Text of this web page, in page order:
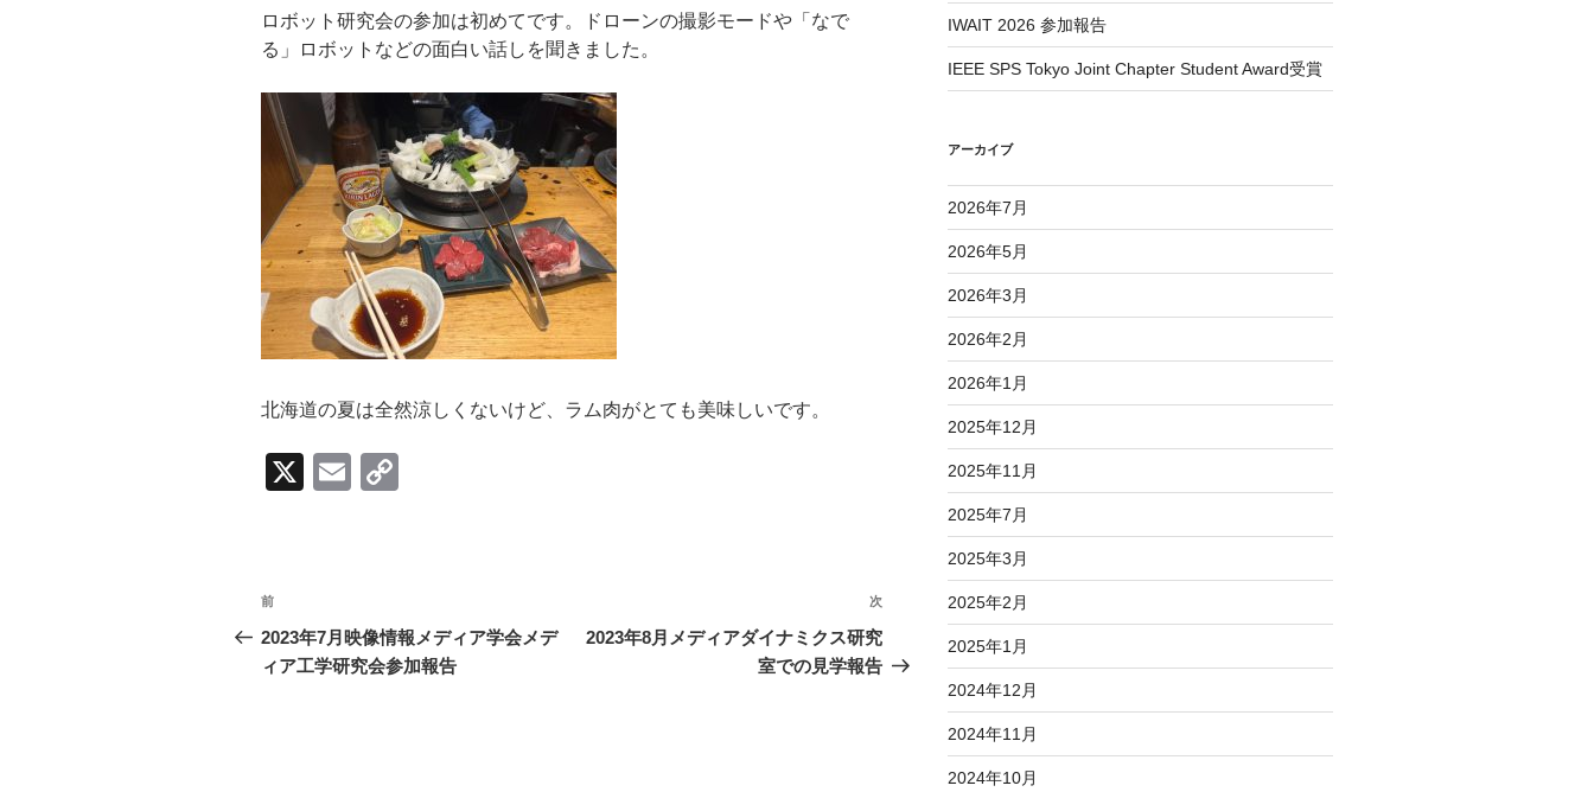
ロボット研究会の参加は初めてです。ドローンの撮影モードや「なで
る」ロボットなどの面白い話しを聞きました。
北海道の夏は全然涼しくないけど、ラム肉がとても美味しいです。
X
E
Li
n
投
稿
ナ
前
の
投
前
2023年7月映像情報メディア学会メデ
ィア工学研究会参加報告
投
次
2023年8月メディアダイナミクス研究
室での見学報告
IWAIT 2026 参加報告
IEEE SPS Tokyo Joint Chapter Student Award受賞
アーカイブ
2026年7月
2026年5月
2026年3月
2026年2月
2026年1月
2025年12月
2025年11月
2025年7月
2025年3月
2025年2月
2025年1月
2024年12月
2024年11月
2024年10月